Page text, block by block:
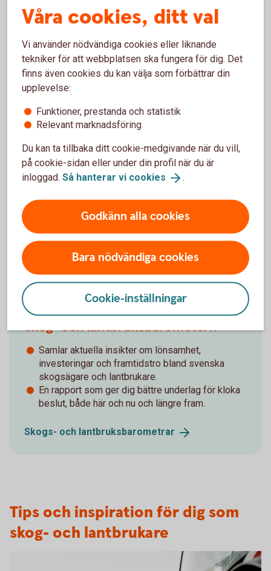
Jag vill öppna ett skogskonto, hur ska jag göra?
Vi ska köpa en gård, hur kan banken hjälpa mig?
Vad ska jag tänka på vid generationsskifte?
Rapporter och nyhetsbrev
Skog- och lantbruksbarometern
Samlar aktuella insikter om lönsamhet,
investeringar och framtidstro bland svenska
skogsägare och lantbrukare.
En rapport som ger dig bättre underlag för kloka
beslut, både här och nu och längre fram.
Skogs- och lantbruksbarometrar
Tips och inspiration för dig som
skog- och lantbrukare
Våra cookies, ditt val
Vi använder nödvändiga cookies eller liknande
tekniker för att webbplatsen ska fungera för dig. Det
finns även cookies du kan välja som förbättrar din
upplevelse:
Funktioner, prestanda och statistik
Relevant marknadsföring
Du kan ta tillbaka ditt cookie-medgivande när du vill,
på cookie-sidan eller under din profil när du är
inloggad. Så hanterar vi cookies .
Godkänn alla cookies
Bara nödvändiga cookies
Cookie-inställningar